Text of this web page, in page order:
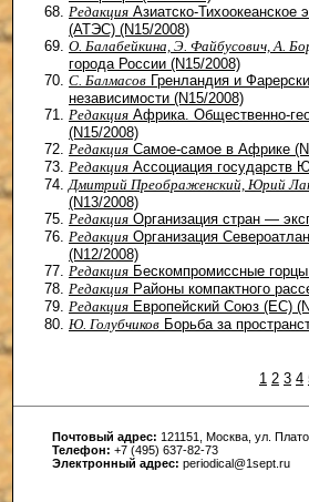
Редакция Азиатско-Тихоокеанское
(АТЭС) (N15/2008)
О. Балабейкина, Э. Файбусович, А.
города России (N15/2008)
С. Балмасов Гренландия и
независимости (N15/2008)
Редакция Африка. Общественно-
(N15/2008)
Редакция Самое-самое в Африке
Редакция Ассоциация государств
Дмитрий Преображенский, Юрий
(N13/2008)
Редакция Организация стран —
Редакция Организация
(N12/2008)
Редакция Бескомпромиссные
Редакция Районы компактного
Редакция Европейский Союз (ЕС)
Ю. Голубчиков Борьба за
1 2 3 4
Почтовый адрес: 121151, Москва, ул.
Телефон: +7 (495) 637-82-73
Электронный адрес: periodical@1sept.ru